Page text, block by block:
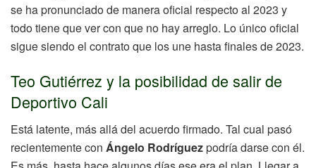
se ha pronunciado de manera oficial respecto al 2023 y
todo tiene que ver con que no hay arreglo. Lo único oficial
sigue siendo el contrato que los une hasta finales de 2023.
Teo Gutiérrez y la posibilidad de salir de
Deportivo Cali
Está latente, más allá del acuerdo firmado. Tal cual pasó
recientemente con Ángelo Rodríguezpodría darse con él.